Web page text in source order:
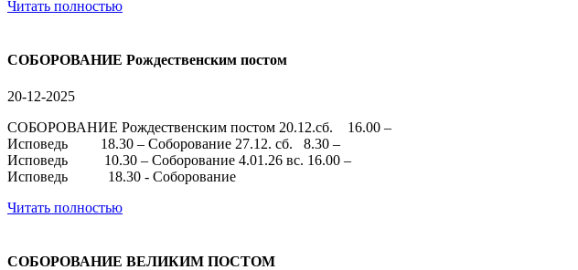
Читать полностью
СОБОРОВАНИЕ Рождественским постом
20-12-2025
СОБОРОВАНИЕ Рождественским постом 20.12.сб. 16.00 –
Исповедь 18.30 – Соборование 27.12. сб. 8.30 –
Исповедь 10.30 – Соборование 4.01.26 вс. 16.00 –
Исповедь 18.30 - Соборование
Читать полностью
СОБОРОВАНИЕ ВЕЛИКИМ ПОСТОМ